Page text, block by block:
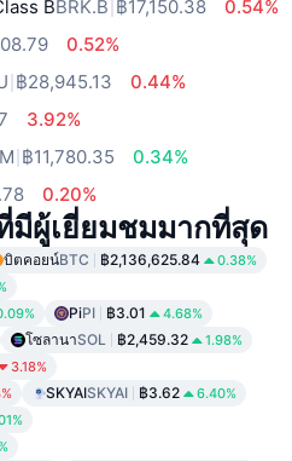
BBRK.B ฿17,150.38
0.54%
0.52%
฿28,945.13
0.44%
3.92%
฿11,780.35
0.34%
0.20%
มีผู้เยี่ยมชมมากที่สุด
บิตคอยน์BTC ฿2,136,625.84 0.38%
PiPI ฿3.01 4.68%
โซลานาSOL ฿2,459.32 1.98%
3.18%
SKYAISKYAI ฿3.62 6.40%